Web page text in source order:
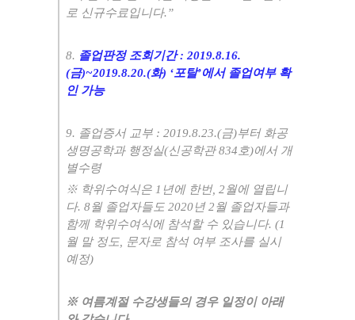
로 신규수료입니다.”
8. 졸업판정 조회기간 : 2019.8.16.
(금)~2019.8.20.(화) ‘포탈’에서 졸업여부 확
인 가능
9. 졸업증서 교부 : 2019.8.23.(금)부터 화공
생명공학과 행정실(신공학관 834호)에서 개
별수령
※ 학위수여식은 1년에 한번, 2월에 열립니
다. 8월 졸업자들도 2020년 2월 졸업자들과
함께 학위수여식에 참석할 수 있습니다. (1
월 말 정도, 문자로 참석 여부 조사를 실시
예정)
※ 여름계절 수강생들의 경우 일정이 아래